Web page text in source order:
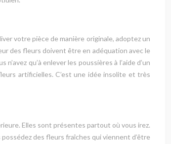
votre pièce de manière originale, adoptez un
des fleurs doivent être en adéquation avec le
qu’à enlever les poussières à l’aide d’un
artificielles. C’est une idée insolite et très
Elles sont présentes partout où vous irez.
des fleurs fraîches qui viennent d’être